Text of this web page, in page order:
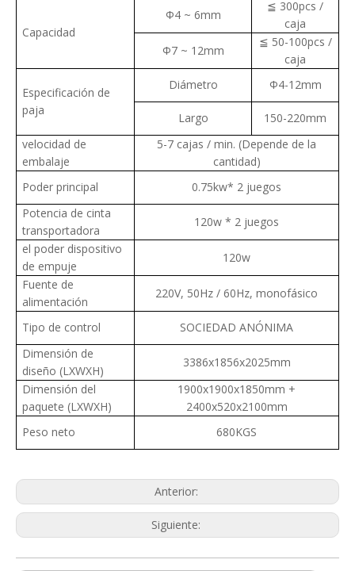
Capacidad
Φ4 ~ 6mm
≦ 300pcs /
caja
Φ7 ~ 12mm
≦ 50-100pcs /
caja
Especificación de
paja
Diámetro Ф4-12mm
Largo
150-220mm
velocidad de
embalaje
5-7 cajas / min. (Depende de la
cantidad)
Poder principal
0.75kw* 2 juegos
Potencia de cinta
transportadora
120w * 2 juegos
el poder dispositivo
de empuje
120w
Fuente de
alimentación
220V, 50Hz / 60Hz, monofásico
Tipo de control
SOCIEDAD ANÓNIMA
Dimensión de
diseño (LXWXH)
3386x1856x2025mm
Dimensión del
paquete (LXWXH)
1900x1900x1850mm +
2400x520x2100mm
Peso neto
680KGS
Anterior:
Siguiente: